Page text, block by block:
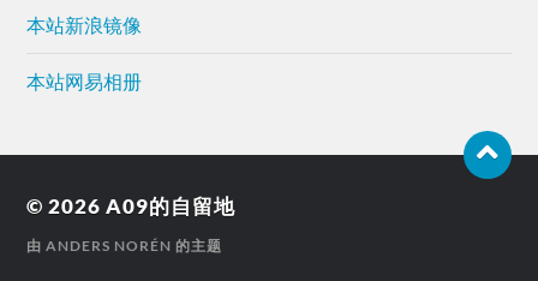
本站新浪镜像
本站网易相册
© 2026A09的自留地
由ANDERS NORÉN 的主题